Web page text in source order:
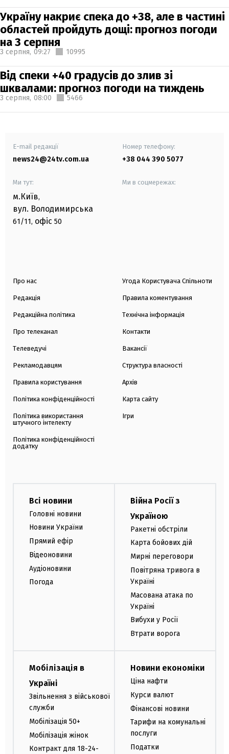
Україну накриє спека до +38, але в частині
областей пройдуть дощі: прогноз погоди
на 3 серпня
3 серпня, 09:27 10995
Від спеки +40 градусів до злив зі
шквалами: прогноз погоди на тиждень
3 серпня, 08:00 5466
E-mail редакції
news24@24tv.com.ua
Номер телефону:
+38 044 390 5077
Ми тут:
м.Київ,
вул. Володимирська
61/11, офіс 50
Ми в соцмережах:
Про нас
Редакція
Редакційна політика
Про телеканал
Телеведучі
Рекламодавцям
Правила користування
Політика конфіденційності
Політика використання
штучного інтелекту
Політика конфіденційності
додатку
Угода Користувача Спільноти
Правила коментування
Технічна інформація
Контакти
Вакансії
Структура власності
Архів
Карта сайту
Ігри
Всі новини
Головні новини
Новини України
Прямий ефір
Відеоновини
Аудіоновини
Погода
Війна Росії з
Україною
Ракетні обстріли
Карта бойових дій
Мирні переговори
Повітряна тривога в
Україні
Масована атака по
Україні
Вибухи у Росії
Втрати ворога
Мобілізація в
Україні
Звільнення з військової
служби
Мобілізація 50+
Мобілізація жінок
Контракт для 18-24-
Новини економіки
Ціна нафти
Курси валют
Фінансові новини
Тарифи на комунальні
послуги
Податки